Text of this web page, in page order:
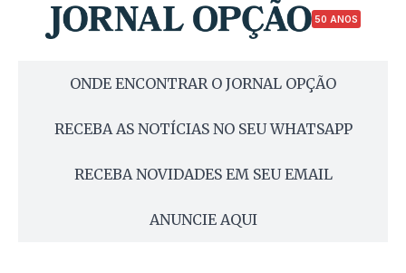
50 ANOS
ONDE ENCONTRAR O JORNAL OPÇÃO
RECEBA AS NOTÍCIAS NO SEU WHATSAPP
RECEBA NOVIDADES EM SEU EMAIL
ANUNCIE AQUI